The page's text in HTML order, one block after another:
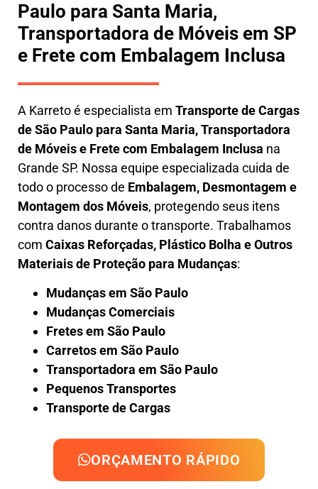
Paulo para Santa Maria,
Transportadora de Móveis em SP
e Frete com Embalagem Inclusa
A Karretoé especialista em Transporte de Cargas
de São Paulo para Santa Maria,Transportadora
de Móveis e Frete com Embalagem Inclusa na
Grande SP. Nossa equipe especializada cuida de
todo o processo de Embalagem, Desmontagem e
Montagem dos Móveis, protegendo seus itens
contra danos durante o transporte. Trabalhamos
com Caixas Reforçadas, Plástico Bolha e Outros
Materiais de Proteção para Mudanças:
Mudanças em São Paulo
Mudanças Comerciais
Fretes em São Paulo
Carretos em São Paulo
Transportadora em São Paulo
Pequenos Transportes
Transporte de Cargas
ORÇAMENTO RÁPIDO